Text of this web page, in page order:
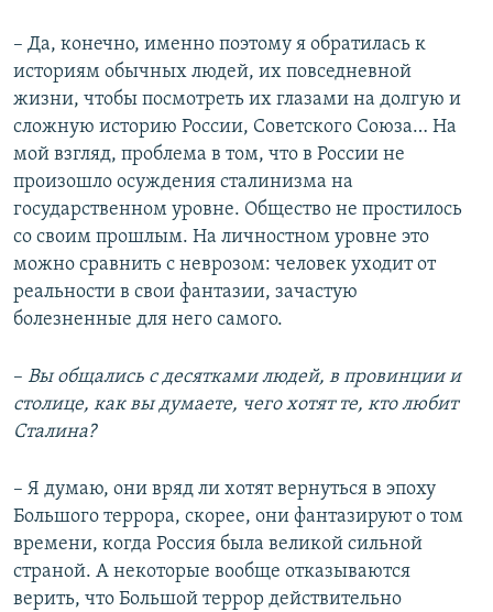
– Да, конечно, именно поэтому я обратилась к
историям обычных людей, их повседневной
жизни, чтобы посмотреть их глазами на долгую и
сложную историю России, Советского Союза… На
мой взгляд, проблема в том, что в России не
произошло осуждения сталинизма на
государственном уровне. Общество не простилось
со своим прошлым. На личностном уровне это
можно сравнить с неврозом: человек уходит от
реальности в свои фантазии, зачастую
болезненные для него самого.
– Вы общались с десятками людей, в провинции и
столице, как вы думаете, чего хотят те, кто любит
Сталина?
– Я думаю, они вряд ли хотят вернуться в эпоху
Большого террора, скорее, они фантазируют о том
времени, когда Россия была великой сильной
страной. А некоторые вообще отказываются
верить, что Большой террор действительно